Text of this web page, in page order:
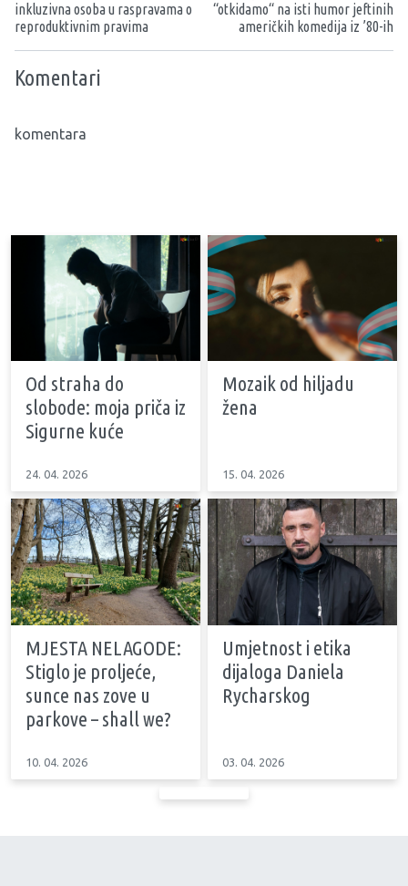
inkluzivna osoba u raspravama o
reproduktivnim pravima
“otkidamo“ na isti humor jeftinih
američkih komedija iz ’80-ih
Komentari
komentara
Od straha do
slobode: moja priča iz
Sigurne kuće
24. 04. 2026
Mozaik od hiljadu
žena
15. 04. 2026
MJESTA NELAGODE:
Stiglo je proljeće,
sunce nas zove u
parkove – shall we?
10. 04. 2026
Umjetnost i etika
dijaloga Daniela
Rycharskog
03. 04. 2026